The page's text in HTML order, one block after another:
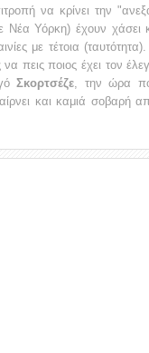
να κρίνει την
Νέα Υόρκη) έχουν χάσει
με τέτοια
πεις ποιος έχει τον
Σκορτσέζε, την ώρα
και καμιά σοβαρή